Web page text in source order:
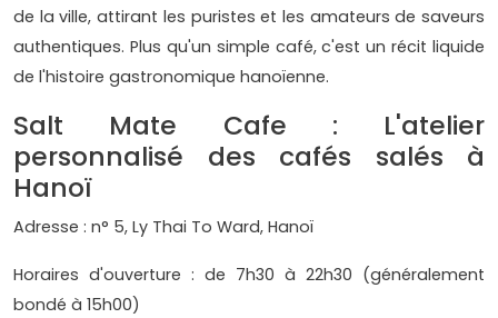
de la ville, attirant les puristes et les amateurs de saveurs
authentiques. Plus qu'un simple café, c'est un récit liquide
de l'histoire gastronomique hanoïenne.
Salt Mate Cafe : L'atelier
personnalisé des cafés salés à
Hanoï
Adresse : n° 5, Ly Thai To Ward, Hanoï
Horaires d'ouverture : de 7h30 à 22h30 (généralement
bondé à 15h00)